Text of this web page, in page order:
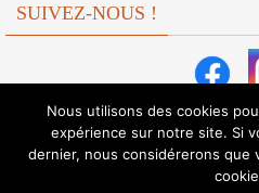
SUIVEZ-NOUS !
Nous utilisons des cookies
expérience sur notre site. Si
dernier, nous considérerons que